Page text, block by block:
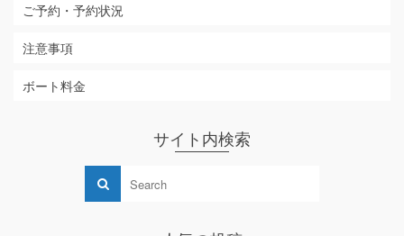
ご予約・予約状況
注意事項
ボート料金
サイト内検索